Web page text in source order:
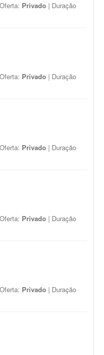
Privado | Duração
Privado | Duração
Privado | Duração
Privado | Duração
Privado | Duração